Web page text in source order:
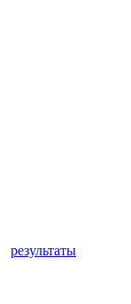
результаты